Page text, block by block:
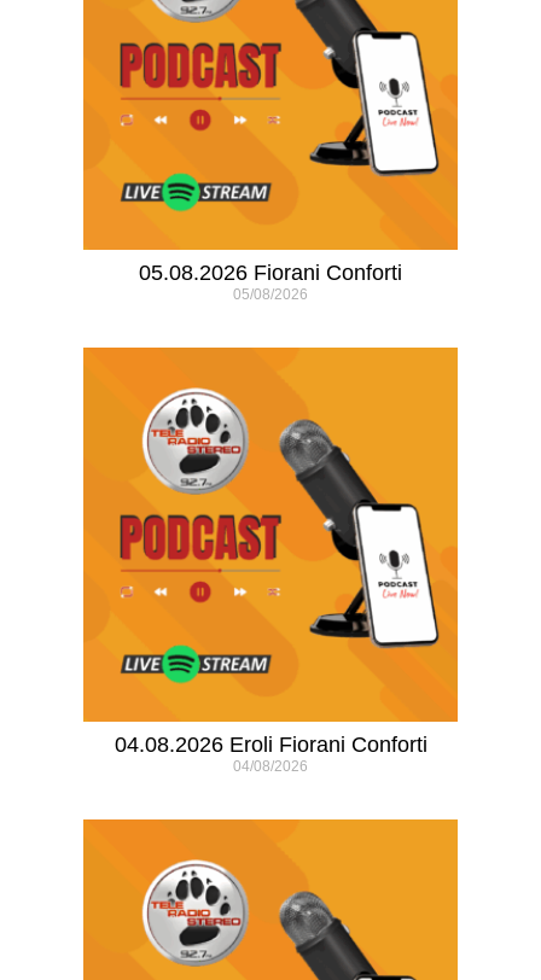
05.08.2026 Fiorani Conforti
05/08/2026
04.08.2026 Eroli Fiorani Conforti
04/08/2026